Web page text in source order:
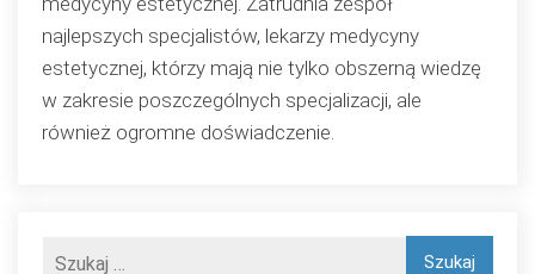
najlepszych specjalistów, lekarzy medycyny
estetycznej, którzy mają nie tylko obszerną wiedzę
w zakresie poszczególnych specjalizacji, ale
również ogromne doświadczenie.